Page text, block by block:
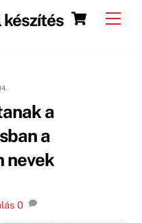
Cart
készítés
a
a
nevek
0